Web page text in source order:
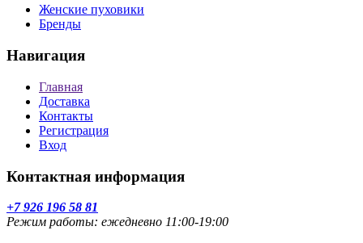
Женские пуховики
Бренды
Навигация
Главная
Доставка
Контакты
Регистрация
Вход
Контактная информация
+7 926 196 58 81
Режим работы: ежедневно 11:00-19:00